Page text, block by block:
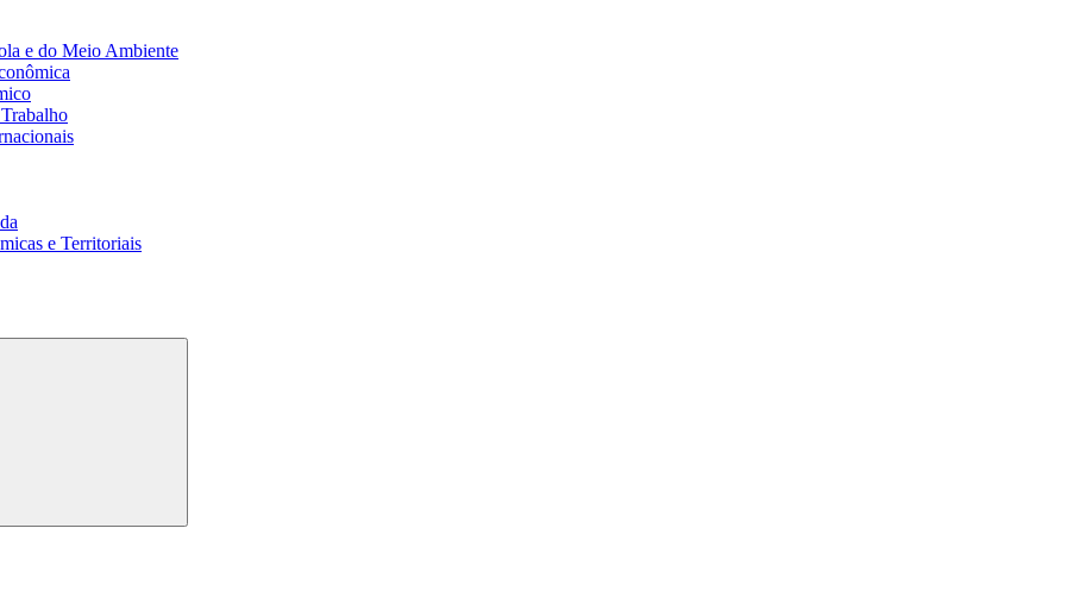
e do Meio Ambiente
e Territoriais
Buscar